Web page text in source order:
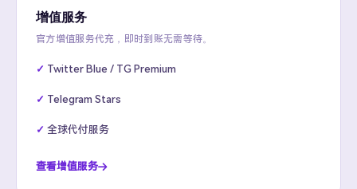
增值服务
官方增值服务代充，即时到账无需等待。
Twitter Blue / TG Premium
Telegram Stars
全球代付服务
查看增值服务